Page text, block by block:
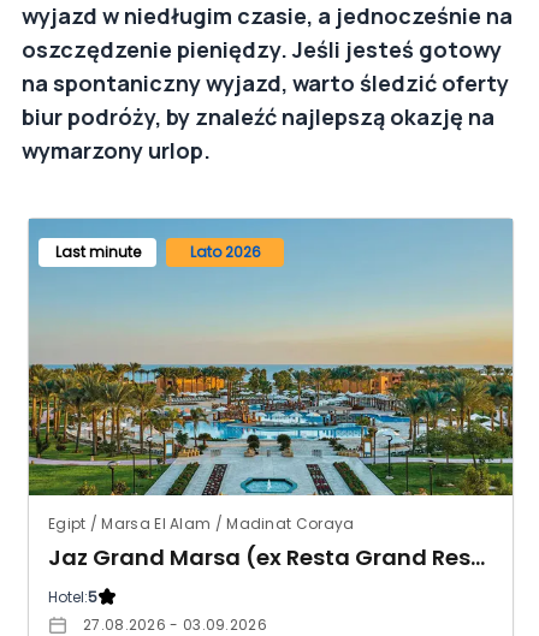
wyjazd w niedługim czasie, a jednocześnie na
oszczędzenie pieniędzy. Jeśli jesteś gotowy
na spontaniczny wyjazd, warto śledzić oferty
biur podróży, by znaleźć najlepszą okazję na
wymarzony urlop.
Last minute Lato 2026
Egipt / Marsa El Alam / Madinat Coraya
Jaz Grand Marsa (ex Resta Grand Resort)
Hotel:5
27.08.2026 - 03.09.2026